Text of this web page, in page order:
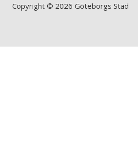
Copyright © 2026 Göteborgs Stad